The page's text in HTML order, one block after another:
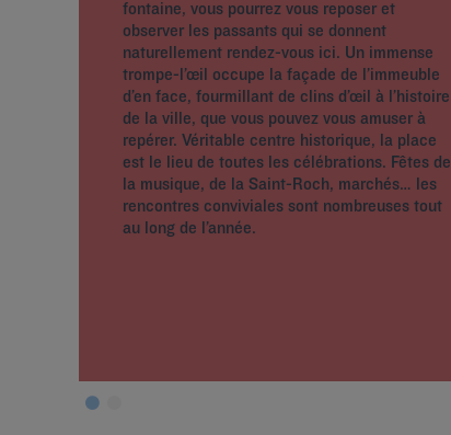
fontaine, vous pourrez vous reposer et
observer les passants qui se donnent
naturellement rendez-vous ici. Un immense
trompe-l’œil occupe la façade de l’immeuble
d’en face, fourmillant de clins d’œil à l’histoire
de la ville, que vous pouvez vous amuser à
repérer. Véritable centre historique, la place
est le lieu de toutes les célébrations. Fêtes de
la musique, de la Saint-Roch, marchés… les
rencontres conviviales sont nombreuses tout
au long de l’année.